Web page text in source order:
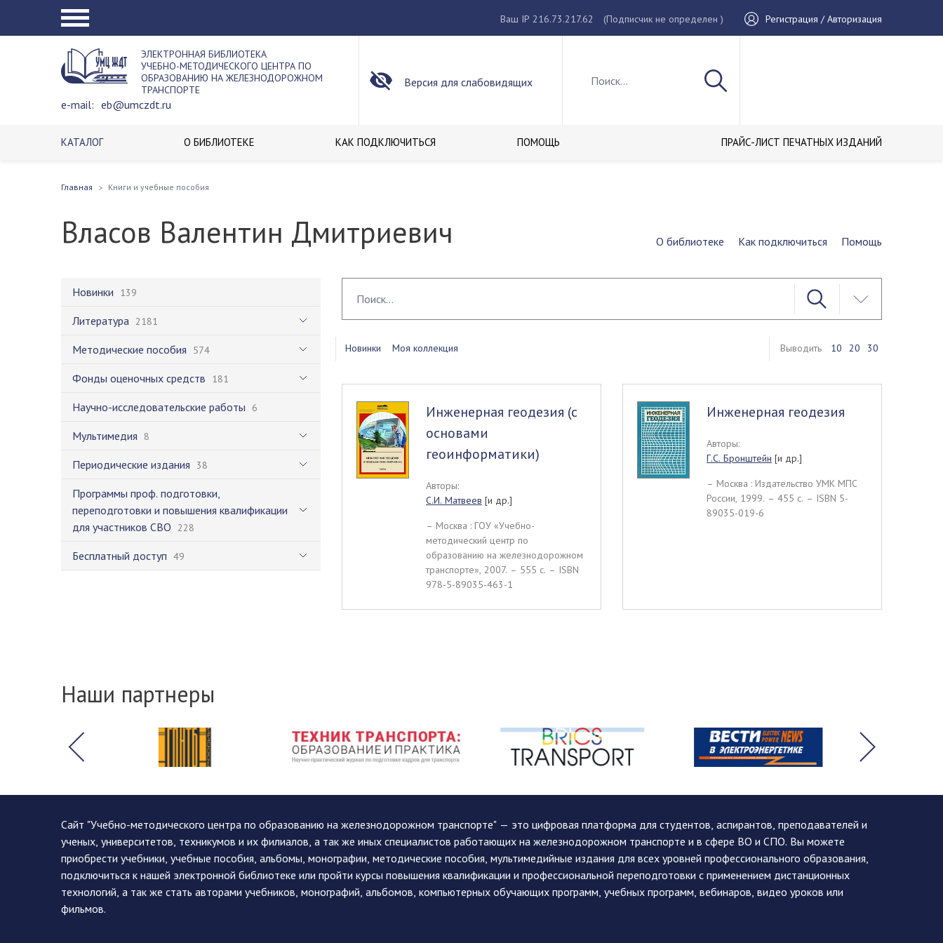
Ваш IP 216.73.217.62 (Подписчик не определен ) Регистрация / Авторизация
ЭЛЕКТРОННАЯ БИБЛИОТЕКА
УЧЕБНО-МЕТОДИЧЕСКОГО ЦЕНТРА ПО
ОБРАЗОВАНИЮ НА ЖЕЛЕЗНОДОРОЖНОМ
ТРАНСПОРТЕ
e-mail: eb@umczdt.ru
Версия для слабовидящих
КАТАЛОГ О БИБЛИОТЕКЕ КАК ПОДКЛЮЧИТЬСЯ ПОМОЩЬ ПРАЙС-ЛИСТ ПЕЧАТНЫХ ИЗДАНИЙ
Главная Книги и учебные пособия
Власов Валентин Дмитриевич О библиотеке Как подключиться Помощь
Новинки 139
Литература 2181
Методические пособия 574
Фонды оценочных средств 181
Научно-исследовательские работы 6
Мультимедия 8
Периодические издания 38
Программы проф. подготовки,
переподготовки и повышения квалификации
для участников СВО 228
Бесплатный доступ 49
Новинки Моя коллекция Выводить 10 20 30
Инженерная геодезия (с
основами
геоинформатики)
Авторы:
С.И. Матвеев [и др.]
– Москва : ГОУ «Учебно-
методический центр по
образованию на железнодорожном
транспорте», 2007. – 555 c. – ISBN
978-5-89035-463-1
Инженерная геодезия
Авторы:
Г.С. Бронштейн [и др.]
– Москва : Издательство УМК МПС
России, 1999. – 455 c. – ISBN 5-
89035-019-6
Наши партнеры
Сайт "Учебно-методического центра по образованию на железнодорожном транспорте" — это цифровая платформа для студентов, аспирантов, преподавателей и
ученых, университетов, техникумов и их филиалов, а так же иных специалистов работающих на железнодорожном транспорте и в сфере ВО и СПО. Вы можете
приобрести учебники, учебные пособия, альбомы, монографии, методические пособия, мультимедийные издания для всех уровней профессионального образования,
подключиться к нашей электронной библиотеке или пройти курсы повышения квалификации и профессиональной переподготовки с применением дистанционных
технологий, а так же стать авторами учебников, монографий, альбомов, компьютерных обучающих программ, учебных программ, вебинаров, видео уроков или
фильмов.